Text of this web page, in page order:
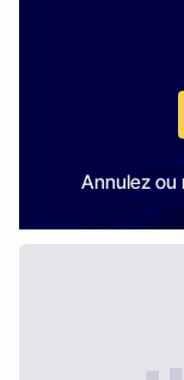
Annulez ou